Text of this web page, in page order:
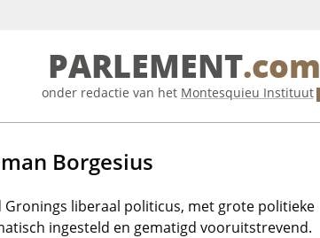
PARLEMENT.com
onder redactie van het Montesquieu Instituut
Borgesius
Gronings liberaal politicus, met grote politieke
ingesteld en gematigd vooruitstrevend.